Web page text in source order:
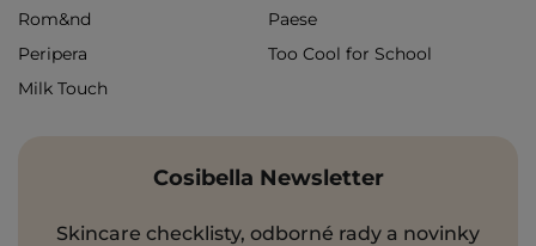
Rom&nd
Paese
Peripera
Too Cool for School
Milk Touch
Cosibella Newsletter
Skincare checklisty, odborné rady a novinky